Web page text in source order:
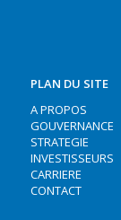
PLAN DU SITE
A PROPOS
GOUVERNANCE
STRATEGIE
INVESTISSEURS
CARRIERE
CONTACT